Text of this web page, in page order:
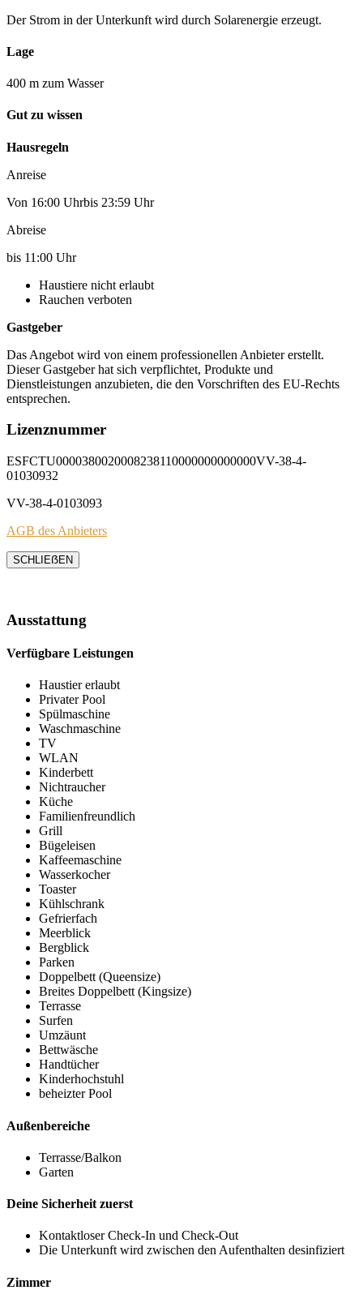
Der Strom in der Unterkunft wird durch Solarenergie erzeugt.
Lage
400 m zum Wasser
Gut zu wissen
Hausregeln
Anreise
Von 16:00 Uhrbis 23:59 Uhr
Abreise
bis 11:00 Uhr
Haustiere nicht erlaubt
Rauchen verboten
Gastgeber
Das Angebot wird von einem professionellen Anbieter erstellt.
Dieser Gastgeber hat sich verpflichtet, Produkte und
Dienstleistungen anzubieten, die den Vorschriften des EU-Rechts
entsprechen.
Lizenznummer
ESFCTU0000380020008238110000000000000VV-38-4-
01030932
VV-38-4-0103093
AGB des Anbieters
SCHLIEẞEN
Ausstattung
Verfügbare Leistungen
Haustier erlaubt
Privater Pool
Spülmaschine
Waschmaschine
TV
WLAN
Kinderbett
Nichtraucher
Küche
Familienfreundlich
Grill
Bügeleisen
Kaffeemaschine
Wasserkocher
Toaster
Kühlschrank
Gefrierfach
Meerblick
Bergblick
Parken
Doppelbett (Queensize)
Breites Doppelbett (Kingsize)
Terrasse
Surfen
Umzäunt
Bettwäsche
Handtücher
Kinderhochstuhl
beheizter Pool
Außenbereiche
Terrasse/Balkon
Garten
Deine Sicherheit zuerst
Kontaktloser Check-In und Check-Out
Die Unterkunft wird zwischen den Aufenthalten desinfiziert
Zimmer